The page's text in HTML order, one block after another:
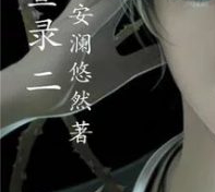
女裝 男裝
日本購物 電子/紙本
HOT